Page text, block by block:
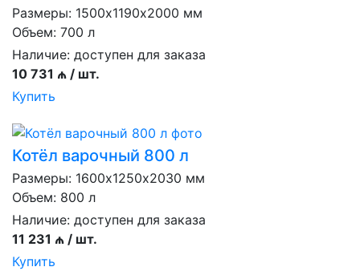
Размеры: 1500х1190х2000 мм
Объем: 700 л
Наличие: доступен для заказа
10 731 ₼ / шт.
Купить
Котёл варочный 800 л
Размеры: 1600х1250х2030 мм
Объем: 800 л
Наличие: доступен для заказа
11 231 ₼ / шт.
Купить